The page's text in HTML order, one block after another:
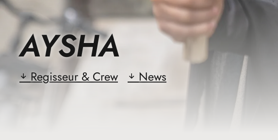
AYSHA
Regisseur & Crew News